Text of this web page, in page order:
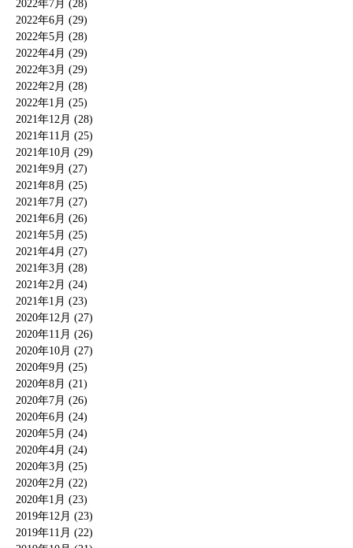
2022年7月 (28)
2022年6月 (29)
2022年5月 (28)
2022年4月 (29)
2022年3月 (29)
2022年2月 (28)
2022年1月 (25)
2021年12月 (28)
2021年11月 (25)
2021年10月 (29)
2021年9月 (27)
2021年8月 (25)
2021年7月 (27)
2021年6月 (26)
2021年5月 (25)
2021年4月 (27)
2021年3月 (28)
2021年2月 (24)
2021年1月 (23)
2020年12月 (27)
2020年11月 (26)
2020年10月 (27)
2020年9月 (25)
2020年8月 (21)
2020年7月 (26)
2020年6月 (24)
2020年5月 (24)
2020年4月 (24)
2020年3月 (25)
2020年2月 (22)
2020年1月 (23)
2019年12月 (23)
2019年11月 (22)